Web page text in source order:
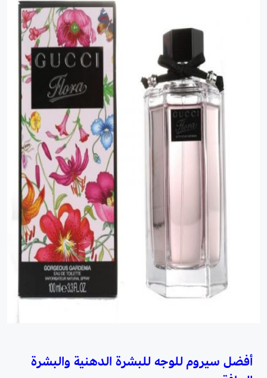
أفضل سيروم للوجه للبشرة الدهنية والبشرة